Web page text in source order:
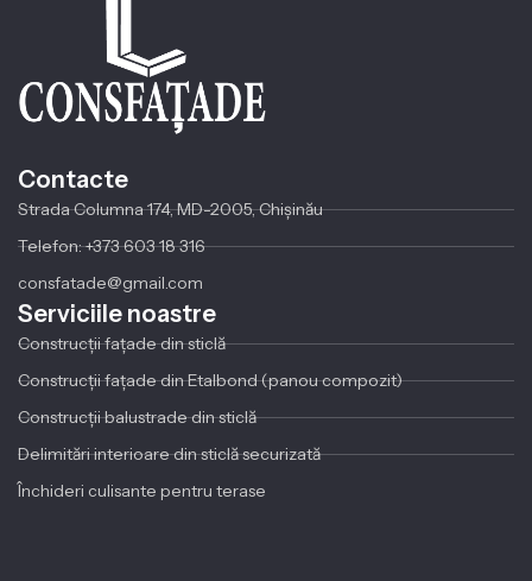
Contacte
Strada Columna 174, MD-2005, Chișinău
Telefon: +373 603 18 316
consfatade@gmail.com
Serviciile noastre
Construcții fațade din sticlă
Construcții fațade din Etalbond (panou compozit)
Construcții balustrade din sticlă
Delimitări interioare din sticlă securizată
Închideri culisante pentru terase